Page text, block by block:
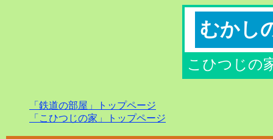
むかし
こひつじの
「鉄道の部屋」トップページ
「こひつじの家」トップページ